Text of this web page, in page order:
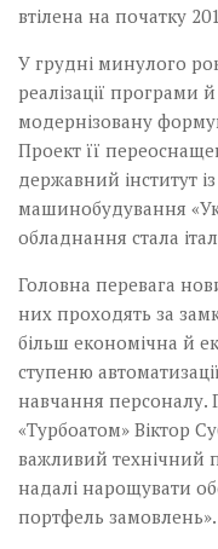
втілена на початку
У грудні минулого
реалізації програми
модернізовану
Проект її
державний інститут
машинобудування
обладнання стала
Головна перевага
них проходять за
більш економічна й
ступеню
навчання персоналу.
«Турбоатом» Віктор
важливий технічний
надалі нарощувати
портфель замовлень».